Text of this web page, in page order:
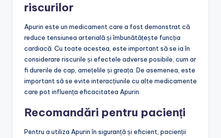
riscurilor
Apurin este un medicament care a fost demonstrat că
reduce tensiunea arterială și îmbunătățește funcția
cardiacă. Cu toate acestea, este important să se ia în
considerare riscurile și efectele adverse posibile, cum ar
fi durerile de cap, amețelile și greața. De asemenea, este
important să se evite interacțiunile cu alte medicamente
care pot influența eficacitatea Apurin.
Recomandări pentru pacienți
Pentru a utiliza Apurin în siguranță și eficient, pacienții